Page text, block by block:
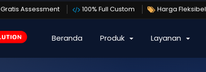
Gratis Assessment 100% Full Custom Harga Fleksibel
Beranda Produk Layanan